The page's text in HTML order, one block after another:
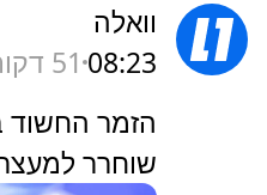
וואלה
08:23 51 דקות
הזמר החשוד
שוחרר